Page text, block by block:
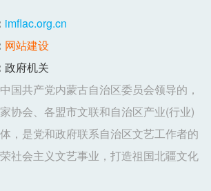
imflac.org.cn
网站建设
政府机关
国共产党内蒙古自治区委员会领导的，
协会、各盟市文联和自治区产业(行业)
，是党和政府联系自治区文艺工作者的
社会主义文艺事业，打造祖国北疆文化